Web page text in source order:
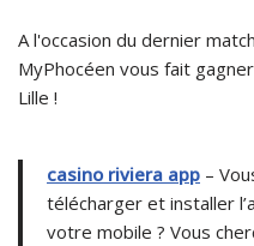
A l'occasion du dernier
MyPhocéen vous fait
Lille !
casino riviera app –
télécharger et installer
votre mobile ? Vous